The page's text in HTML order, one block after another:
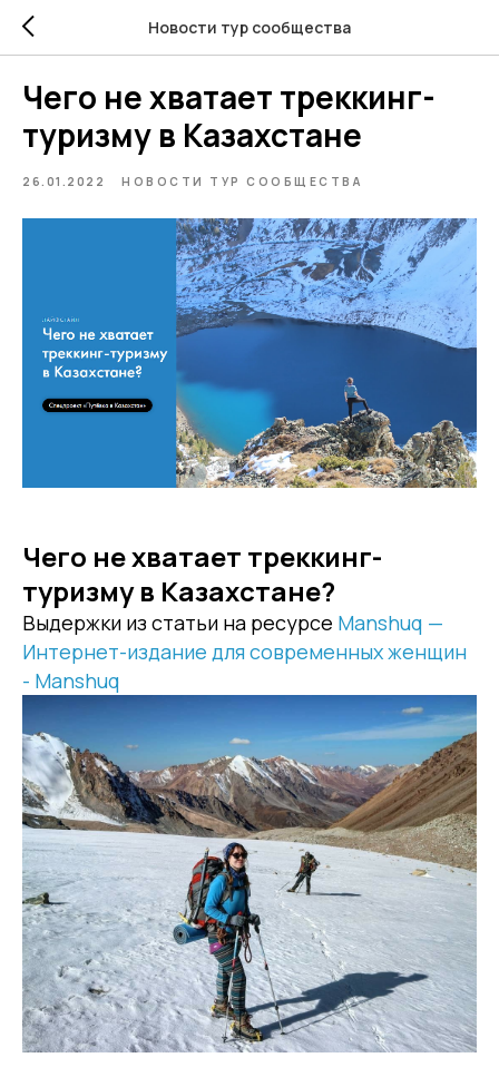
Новости тур сообщества
Чего не хватает треккинг-
туризму в Казахстане
26.01.2022 НОВОСТИ ТУР СООБЩЕСТВА
Чего не хватает треккинг-
туризму в Казахстане?
Выдержки из статьи на ресурсе Manshuq —
Интернет-издание для современных женщин
- Manshuq